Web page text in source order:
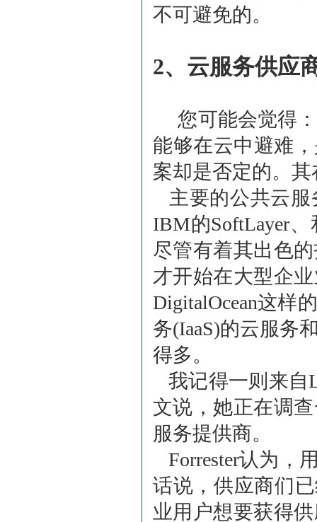
不可避免的。
2、云服务供应
您可能会觉得：
能够在云中避难
案却是否定的。
主要的公共云服
IBM的SoftLayer
尽管有着其出色
才开始在大型企
DigitalOcean这样
务(IaaS)的云服务
得多。
我记得一则来自
文说，她正在调
服务提供商。
Forrester认为，
话说，供应商们
业用户想要获得